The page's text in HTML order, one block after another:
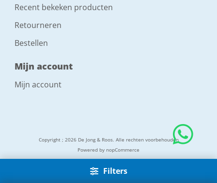
Filters
Recent bekeken producten
Retourneren
Bestellen
Mijn account
Mijn account
Copyright ; 2026 De Jong & Roos. Alle rechten voorbehouden
Powered by nopCommerce